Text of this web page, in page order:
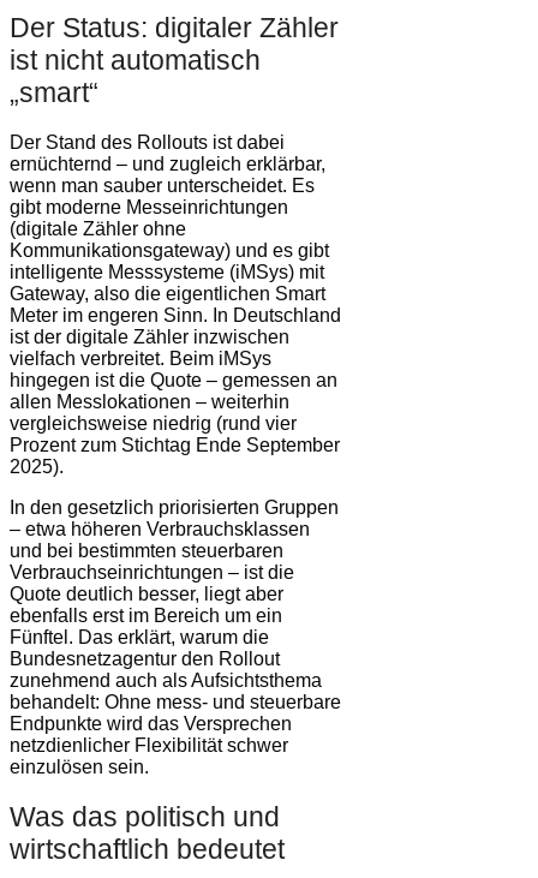
Der Status: digitaler Zähler
ist nicht automatisch
„smart“
Der Stand des Rollouts ist dabei
ernüchternd – und zugleich erklärbar,
wenn man sauber unterscheidet. Es
gibt moderne Messeinrichtungen
(digitale Zähler ohne
Kommunikationsgateway) und es gibt
intelligente Messsysteme (iMSys) mit
Gateway, also die eigentlichen Smart
Meter im engeren Sinn. In Deutschland
ist der digitale Zähler inzwischen
vielfach verbreitet. Beim iMSys
hingegen ist die Quote – gemessen an
allen Messlokationen – weiterhin
vergleichsweise niedrig (rund vier
Prozent zum Stichtag Ende September
2025).
In den gesetzlich priorisierten Gruppen
– etwa höheren Verbrauchsklassen
und bei bestimmten steuerbaren
Verbrauchseinrichtungen – ist die
Quote deutlich besser, liegt aber
ebenfalls erst im Bereich um ein
Fünftel. Das erklärt, warum die
Bundesnetzagentur den Rollout
zunehmend auch als Aufsichtsthema
behandelt: Ohne mess- und steuerbare
Endpunkte wird das Versprechen
netzdienlicher Flexibilität schwer
einzulösen sein.
Was das politisch und
wirtschaftlich bedeutet